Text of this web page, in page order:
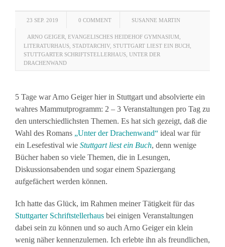
23 SEP. 2019 0 COMMENT SUSANNE MARTIN
ARNO GEIGER EVANGELISCHES HEIDEHOF GYMNASIUM
LITERATURHAUS STADTARCHIV, STUTTGART LIEST EIN BUCH
STUTTGARTER SCHRIFTSTELLERHAUS UNTER DER
DRACHENWAND
5 Tage war Arno Geiger hier in Stuttgart und absolvierte ein
wahres Mammutprogramm: 2 – 3 Veranstaltungen pro Tag zu
den unterschiedlichsten Themen. Es hat sich gezeigt, daß die
Wahl des Romans „Unter der Drachenwand“ ideal war für
ein Lesefestival wie Stuttgart liest ein Buch, denn wenige
Bücher haben so viele Themen, die in Lesungen,
Diskussionsabenden und sogar einem Spaziergang
aufgefächert werden können.
Ich hatte das Glück, im Rahmen meiner Tätigkeit für das
Stuttgarter Schriftstellerhaus bei einigen Veranstaltungen
dabei sein zu können und so auch Arno Geiger ein klein
wenig näher kennenzulernen. Ich erlebte ihn als freundlichen,